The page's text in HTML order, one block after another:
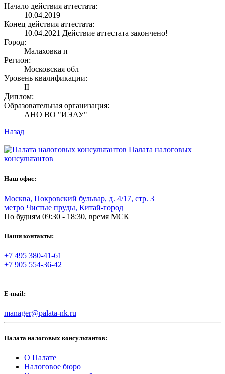
Начало действия аттестата:
10.04.2019
Конец действия аттестата:
10.04.2021 Действие аттестата закончено!
Город:
Малаховка п
Регион:
Московская обл
Уровень квалификации:
II
Диплом:
Образовательная организация:
АНО ВО "ИЭАУ"
Назад
Палата налоговых
консультантов
Наш офис:
Москва, Покровский бульвар, д. 4/17, стр. 3
метро Чистые пруды, Китай-город
По будням 09:30 - 18:30, время МСК
Наши контакты:
+7 495 380-41-61
+7 905 554-36-42
E-mail:
manager@palata-nk.ru
Палата налоговых консультантов:
О Палате
Налоговое бюро